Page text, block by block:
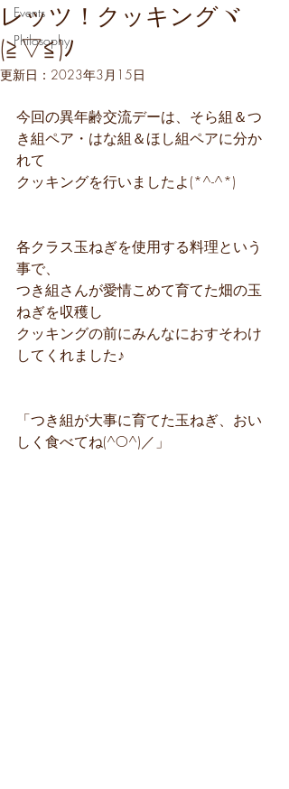
Events
Philosophy
レッツ！クッキングヾ
(≧▽≦)ﾉ
更新日： 2023年3月15日
今回の異年齢交流デーは、そら組＆つ
き組ペア・はな組＆ほし組ペアに分か
れて
クッキングを行いましたよ(*^-^*)
各クラス玉ねぎを使用する料理という
事で、
つき組さんが愛情こめて育てた畑の玉
ねぎを収穫し
クッキングの前にみんなにおすそわけ
してくれました♪
「つき組が大事に育てた玉ねぎ、おい
しく食べてね(^O^)／」